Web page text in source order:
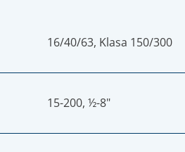
16/40/63, Klasa 150/300
15-200, ½-8"